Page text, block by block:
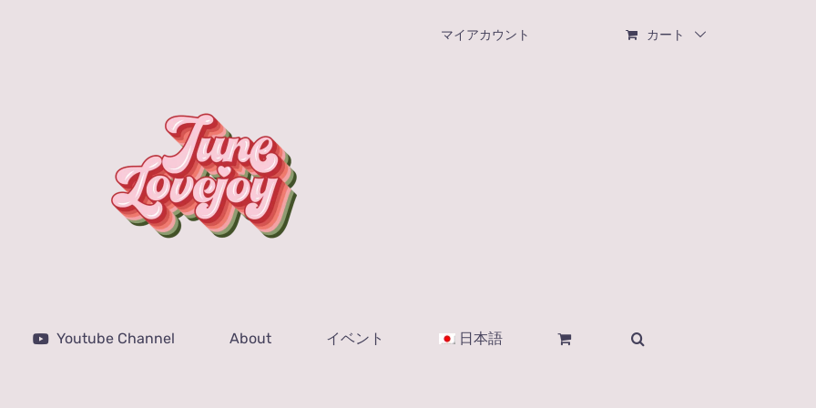
マイアカウント カート
Youtube Channel About イベント 日本語